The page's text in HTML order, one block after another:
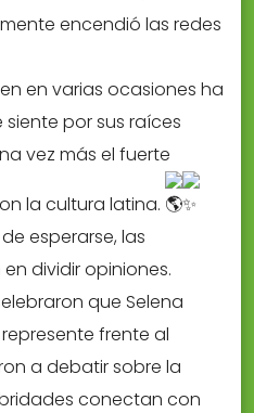
encendió las redes
en varias ocasiones ha
por sus raíces
vez más el fuerte
la cultura latina.
esperarse, las
dividir opiniones.
que Selena
frente al
a debatir sobre la
conectan con